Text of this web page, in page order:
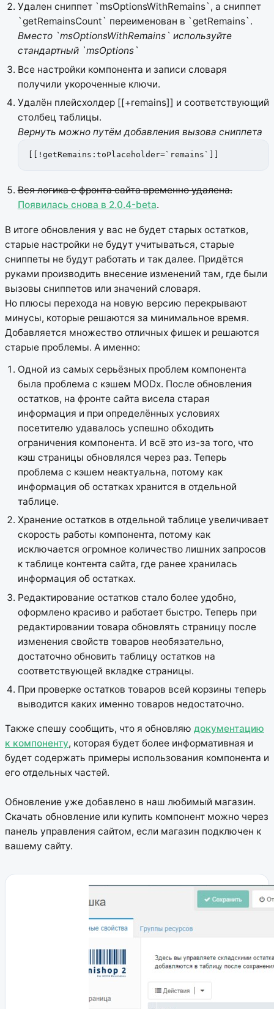
Удален сниппет `msOptionsWithRemains`, а сниппет
`getRemainsCount` переименован в `getRemains`.
Вместо `msOptionsWithRemains` используйте
стандартный `msOptions`
Все настройки компонента и записи словаря
получили укороченные ключи.
Удалён плейсхолдер [[+remains]] и соответствующий
столбец таблицы.
Вернуть можно путём добавления вызова сниппета
[[!getRemains:toPlaceholder=`remains`]]
Вся логика с фронта сайта временно удалена.
Появилась снова в 2.0.4-beta.
В итоге обновления у вас не будет старых остатков,
старые настройки не будут учитываться, старые
сниппеты не будут работать и так далее. Придётся
руками производить внесение изменений там, где были
вызовы сниппетов или значений словаря.
Но плюсы перехода на новую версию перекрывают
минусы, которые решаются за минимальное время.
Добавляется множество отличных фишек и решаются
старые проблемы. А именно:
Одной из самых серьёзных проблем компонента
была проблема с кэшем MODx. После обновления
остатков, на фронте сайта висела старая
информация и при определённых условиях
посетителю удавалось успешно обходить
ограничения компонента. И всё это из-за того, что
кэш страницы обновлялся через раз. Теперь
проблема с кэшем неактуальна, потому как
информация об остатках хранится в отдельной
таблице.
Хранение остатков в отдельной таблице увеличивает
скорость работы компонента, потому как
исключается огромное количество лишних запросов
к таблице контента сайта, где ранее хранилась
информация об остатках.
Редактирование остатков стало более удобно,
оформлено красиво и работает быстро. Теперь при
редактировании товара обновлять страницу после
изменения свойств товаров необязательно,
достаточно обновить таблицу остатков на
соответствующей вкладке страницы.
При проверке остатков товаров всей корзины теперь
выводится каких именно товаров недостаточно.
Также спешу сообщить, что я обновляю документацию
к компоненту, которая будет более информативная и
будет содержать примеры использования компонента и
его отдельных частей.
Обновление уже добавлено в наш любимый магазин.
Скачать обновление или купить компонент можно через
панель управления сайтом, если магазин подключен к
вашему сайту.